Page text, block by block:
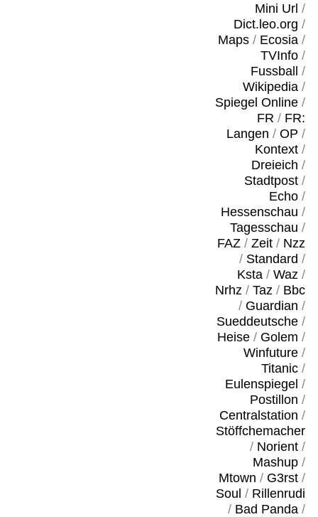
Mini Url /
Dict.leo.org /
Maps/ Ecosia/
TVInfo/
Fussball
/
Wikipedia/
Spiegel Online/
FR / FR:
Langen / OP /
Kontext/
Dreieich /
Stadtpost/
Echo/
Hessenschau /
Tagesschau /
FAZ/ Zeit/ Nzz
/ Standard /
Ksta/ Waz/
Nrhz/ Taz/ Bbc
/ Guardian /
Sueddeutsche/
Heise/ Golem /
Winfuture/
Titanic/
Eulenspiegel /
Postillon /
Centralstation /
Stöffchemacher
/ Norient/
Mashup/
Mtown / G3rst/
Soul / Rillenrudi
/ Bad Panda/